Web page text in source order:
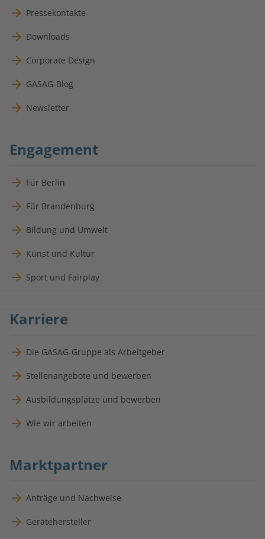
Pressekontakte
Downloads
Corporate Design
GASAG-Blog
Newsletter
Engagement
Für Berlin
Für Brandenburg
Bildung und Umwelt
Kunst und Kultur
Sport und Fairplay
Karriere
Die GASAG-Gruppe als Arbeitgeber
Stellenangebote und bewerben
Ausbildungsplätze und bewerben
Wie wir arbeiten
Marktpartner
Anträge und Nachweise
Gerätehersteller